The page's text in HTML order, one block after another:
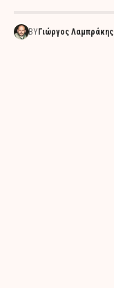
BY Γιώργος Λαμπράκης